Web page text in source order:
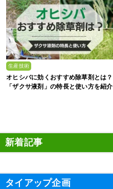
生産技術
オヒシバに効くおすすめ除草剤とは？
「ザクサ液剤」の特長と使い方を紹介
新着記事
タイアップ企画